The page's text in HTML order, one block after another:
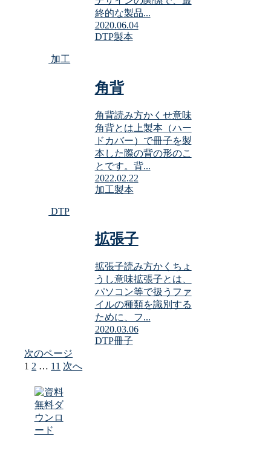
終的な製品...
2020.06.04
DTP製本
加工
角背
角背読み方かくせ意味
角背とは上製本（ハー
ドカバー）で冊子を製
本した際の背の形のこ
とです。背...
2022.02.22
加工製本
DTP
拡張子
拡張子読み方かくちょ
うし意味拡張子とは、
パソコン等で扱うファ
イルの種類を識別する
ために、フ...
2020.03.06
DTP冊子
次のページ
1 2 … 11 次へ